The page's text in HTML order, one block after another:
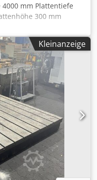
mm Plattentiefe
300 mm
Aufspannfeld
x 300mm Fläche für
T-Nuten; 28 x 48 mm
Nutenanzahl: 10
250mm Hinweis:
an. Zusätzlich
mit identischen
sind 1:1 gleich
montiert bzw.
Aufspannfläche zu
ist auf Wunsch
beiden Platten oder
können Sie mich gerne
Kleinanzeige